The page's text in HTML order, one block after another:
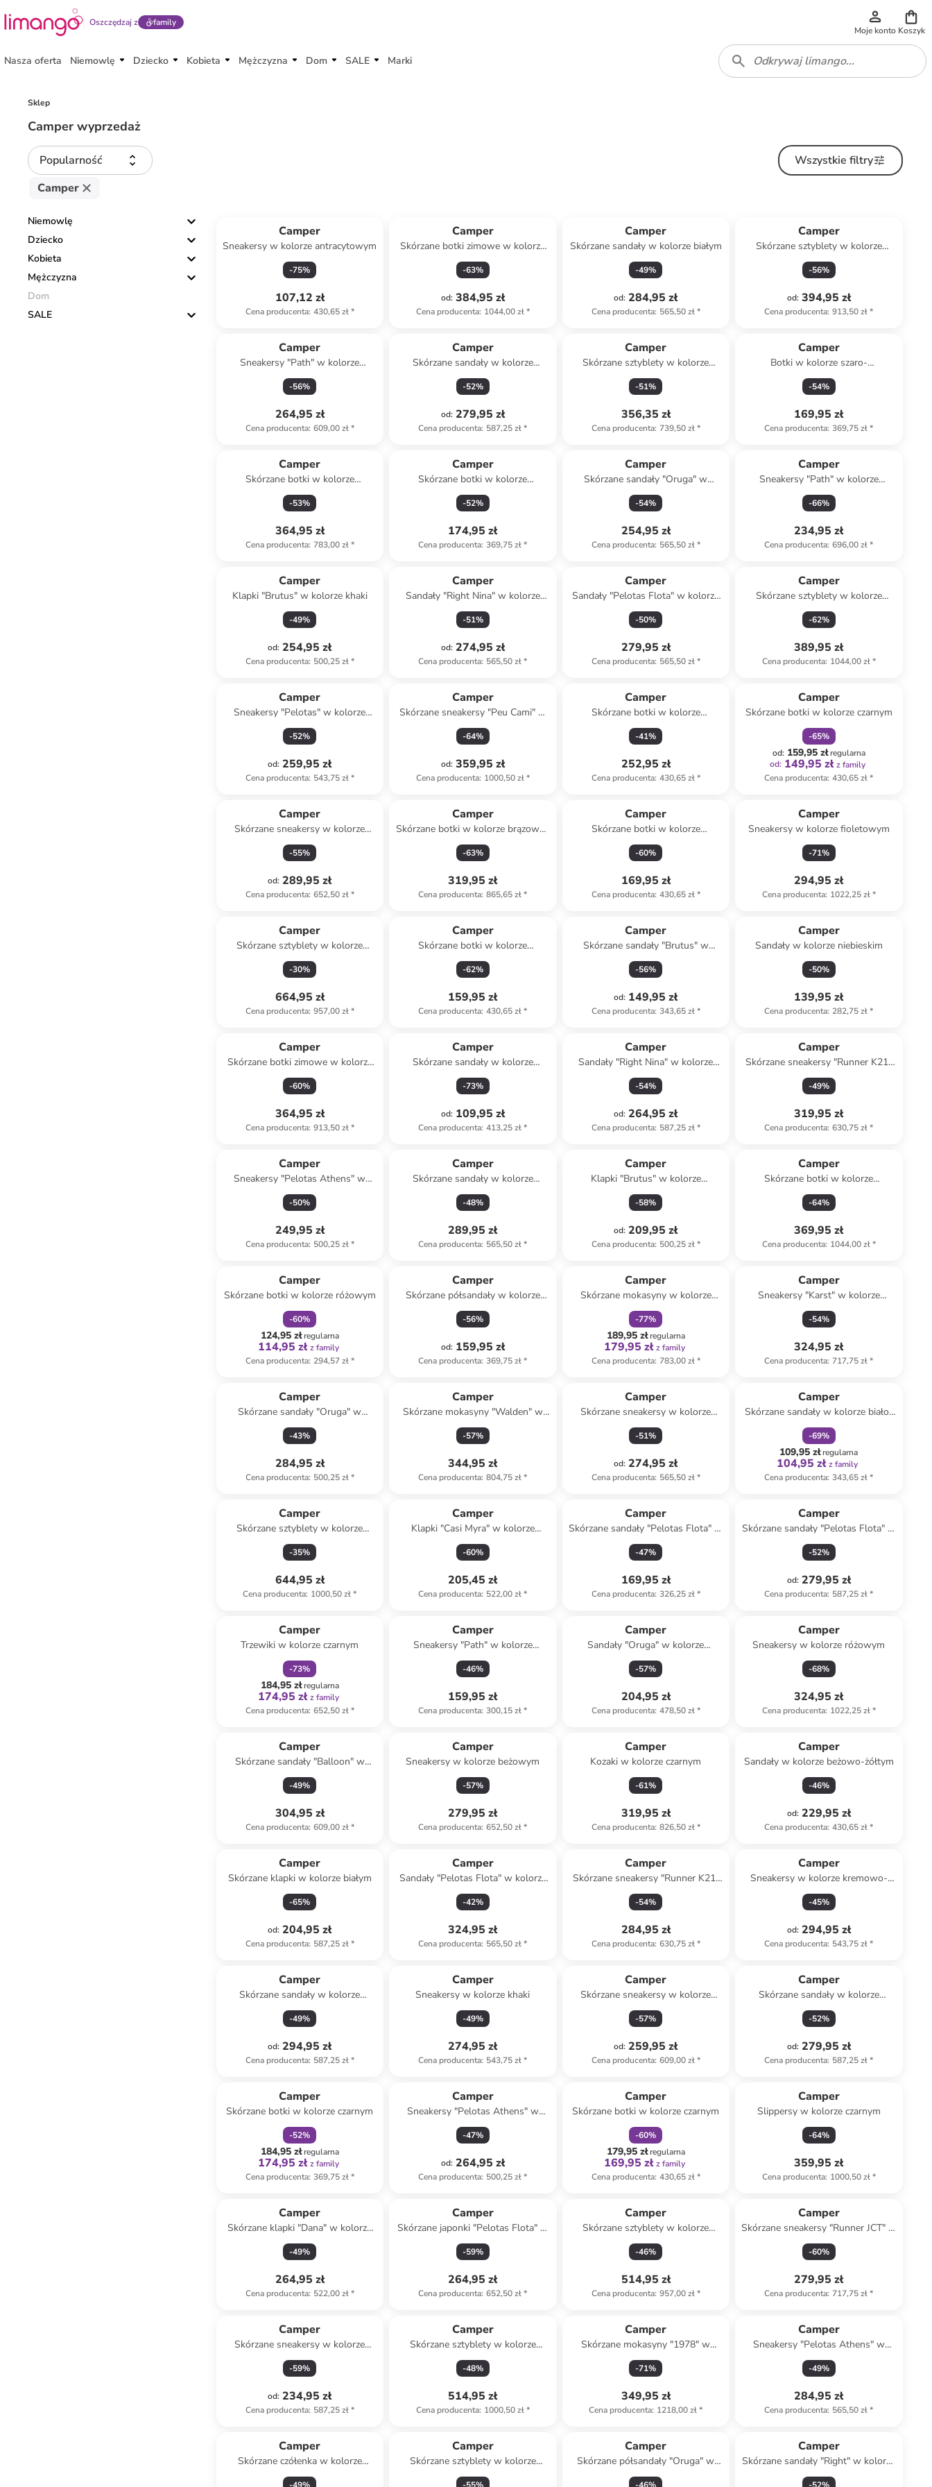
Oszczędzaj z family
Moje konto Koszyk
Nasza oferta Niemowlę Dziecko Kobieta Mężczyzna Dom SALE Marki
Sklep
Camper wyprzedaż
Popularność
Wszystkie filtry
Camper
Niemowlę
Dziecko
Kobieta
Mężczyzna
Dom
SALE
Camper
Sneakersy w kolorze antracytowym
-75%
107,12 zł
Cena producenta: 430,65 zł*
Camper
Skórzane botki zimowe w kolorze
szaro-czarnym
-63%
od: 384,95 zł
Cena producenta: 1044,00 zł*
Camper
Skórzane sandały w kolorze białym
-49%
od: 284,95 zł
Cena producenta: 565,50 zł*
Camper
Skórzane sztyblety w kolorze
czarnym
-56%
od: 394,95 zł
Cena producenta: 913,50 zł*
Camper
Sneakersy "Path" w kolorze
kremowym
-56%
264,95 zł
Cena producenta: 609,00 zł*
Camper
Skórzane sandały w kolorze
beżowo-czerwonym
-52%
od: 279,95 zł
Cena producenta: 587,25 zł*
Camper
Skórzane sztyblety w kolorze
czarnym
-51%
356,35 zł
Cena producenta: 739,50 zł*
Camper
Botki w kolorze szaro-
pomarańczowym
-54%
169,95 zł
Cena producenta: 369,75 zł*
Camper
Skórzane botki w kolorze
jasnobrązowym
-53%
364,95 zł
Cena producenta: 783,00 zł*
Camper
Skórzane botki w kolorze
jasnobrązowo-brązowym
-52%
174,95 zł
Cena producenta: 369,75 zł*
Camper
Skórzane sandały "Oruga" w
kolorze czarnym
-54%
254,95 zł
Cena producenta: 565,50 zł*
Camper
Sneakersy "Path" w kolorze
beżowym
-66%
234,95 zł
Cena producenta: 696,00 zł*
Camper
Klapki "Brutus" w kolorze khaki
-49%
od: 254,95 zł
Cena producenta: 500,25 zł*
Camper
Sandały "Right Nina" w kolorze
turkusowym
-51%
od: 274,95 zł
Cena producenta: 565,50 zł*
Camper
Sandały "Pelotas Flota" w kolorze
czarnym
-50%
279,95 zł
Cena producenta: 565,50 zł*
Camper
Skórzane sztyblety w kolorze
zielonym
-62%
389,95 zł
Cena producenta: 1044,00 zł*
Camper
Sneakersy "Pelotas" w kolorze
beżowym
-52%
od: 259,95 zł
Cena producenta: 543,75 zł*
Camper
Skórzane sneakersy "Peu Cami" w
kolorze białym
-64%
od: 359,95 zł
Cena producenta: 1000,50 zł*
Camper
Skórzane botki w kolorze
jasnobrązowym
-41%
252,95 zł
Cena producenta: 430,65 zł*
Camper
Skórzane botki w kolorze czarnym
-65%
od: 159,95 złregularna
od: 149,95 zł z family
Cena producenta: 430,65 zł*
Camper
Skórzane sneakersy w kolorze
jasnobrązowym
-55%
od: 289,95 zł
Cena producenta: 652,50 zł*
Camper
Skórzane botki w kolorze brązowo-
pomarańczowym
-63%
319,95 zł
Cena producenta: 865,65 zł*
Camper
Skórzane botki w kolorze
brązowym
-60%
169,95 zł
Cena producenta: 430,65 zł*
Camper
Sneakersy w kolorze fioletowym
-71%
294,95 zł
Cena producenta: 1022,25 zł*
Camper
Skórzane sztyblety w kolorze
czarno-jasnobrązowym
-30%
664,95 zł
Cena producenta: 957,00 zł*
Camper
Skórzane botki w kolorze
fioletowym
-62%
159,95 zł
Cena producenta: 430,65 zł*
Camper
Skórzane sandały "Brutus" w
kolorze błękitnym
-56%
od: 149,95 zł
Cena producenta: 343,65 zł*
Camper
Sandały w kolorze niebieskim
-50%
139,95 zł
Cena producenta: 282,75 zł*
Camper
Skórzane botki zimowe w kolorze
brązowym
-60%
364,95 zł
Cena producenta: 913,50 zł*
Camper
Skórzane sandały w kolorze
jasnobrązowym
-73%
od: 109,95 zł
Cena producenta: 413,25 zł*
Camper
Sandały "Right Nina" w kolorze
kremowym
-54%
od: 264,95 zł
Cena producenta: 587,25 zł*
Camper
Skórzane sneakersy "Runner K21"
w kolorze czarnym
-49%
319,95 zł
Cena producenta: 630,75 zł*
Camper
Sneakersy "Pelotas Athens" w
kolorze zielonym
-50%
249,95 zł
Cena producenta: 500,25 zł*
Camper
Skórzane sandały w kolorze
czarnym na obcasie
-48%
289,95 zł
Cena producenta: 565,50 zł*
Camper
Klapki "Brutus" w kolorze
czerwonym
-58%
od: 209,95 zł
Cena producenta: 500,25 zł*
Camper
Skórzane botki w kolorze
jasnobrązowym
-64%
369,95 zł
Cena producenta: 1044,00 zł*
Camper
Skórzane botki w kolorze różowym
-60%
124,95 złregularna
114,95 zł z family
Cena producenta: 294,57 zł*
Camper
Skórzane półsandały w kolorze
srebrnym
-56%
od: 159,95 zł
Cena producenta: 369,75 zł*
Camper
Skórzane mokasyny w kolorze
czerwonym
-77%
189,95 złregularna
179,95 zł z family
Cena producenta: 783,00 zł*
Camper
Sneakersy "Karst" w kolorze
srebrnym
-54%
324,95 zł
Cena producenta: 717,75 zł*
Camper
Skórzane sandały "Oruga" w
kolorze czarnym
-43%
284,95 zł
Cena producenta: 500,25 zł*
Camper
Skórzane mokasyny "Walden" w
kolorze beżowo-czerwono-czarnym
-57%
344,95 zł
Cena producenta: 804,75 zł*
Camper
Skórzane sneakersy w kolorze
beżowym
-51%
od: 274,95 zł
Cena producenta: 565,50 zł*
Camper
Skórzane sandały w kolorze biało-
żółtym
-69%
109,95 złregularna
104,95 zł z family
Cena producenta: 343,65 zł*
Camper
Skórzane sztyblety w kolorze
czarnym
-35%
644,95 zł
Cena producenta: 1000,50 zł*
Camper
Klapki "Casi Myra" w kolorze
zielono-błękitnym
-60%
205,45 zł
Cena producenta: 522,00 zł*
Camper
Skórzane sandały "Pelotas Flota" w
kolorze czarnym
-47%
169,95 zł
Cena producenta: 326,25 zł*
Camper
Skórzane sandały "Pelotas Flota" w
kolorze kremowym na obcasie
-52%
od: 279,95 zł
Cena producenta: 587,25 zł*
Camper
Trzewiki w kolorze czarnym
-73%
184,95 złregularna
174,95 zł z family
Cena producenta: 652,50 zł*
Camper
Sneakersy "Path" w kolorze
kremowo-oliwkowym
-46%
159,95 zł
Cena producenta: 300,15 zł*
Camper
Sandały "Oruga" w kolorze
niebieskim
-57%
204,95 zł
Cena producenta: 478,50 zł*
Camper
Sneakersy w kolorze różowym
-68%
324,95 zł
Cena producenta: 1022,25 zł*
Camper
Skórzane sandały "Balloon" w
kolorze granatowym na obcasie
-49%
304,95 zł
Cena producenta: 609,00 zł*
Camper
Sneakersy w kolorze beżowym
-57%
279,95 zł
Cena producenta: 652,50 zł*
Camper
Kozaki w kolorze czarnym
-61%
319,95 zł
Cena producenta: 826,50 zł*
Camper
Sandały w kolorze beżowo-żółtym
-46%
od: 229,95 zł
Cena producenta: 430,65 zł*
Camper
Skórzane klapki w kolorze białym
-65%
od: 204,95 zł
Cena producenta: 587,25 zł*
Camper
Sandały "Pelotas Flota" w kolorze
czarnym na obcasie
-42%
324,95 zł
Cena producenta: 565,50 zł*
Camper
Skórzane sneakersy "Runner K21"
w kolorze jasnobrązowym
-54%
284,95 zł
Cena producenta: 630,75 zł*
Camper
Sneakersy w kolorze kremowo-
jasnobrązowym
-45%
od: 294,95 zł
Cena producenta: 543,75 zł*
Camper
Skórzane sandały w kolorze
jasnobrązowym na obcasie
-49%
od: 294,95 zł
Cena producenta: 587,25 zł*
Camper
Sneakersy w kolorze khaki
-49%
274,95 zł
Cena producenta: 543,75 zł*
Camper
Skórzane sneakersy w kolorze
granatowym
-57%
od: 259,95 zł
Cena producenta: 609,00 zł*
Camper
Skórzane sandały w kolorze
jasnoróżowo-czerwono-czarnym
-52%
od: 279,95 zł
Cena producenta: 587,25 zł*
Camper
Skórzane botki w kolorze czarnym
-52%
184,95 złregularna
174,95 zł z family
Cena producenta: 369,75 zł*
Camper
Sneakersy "Pelotas Athens" w
kolorze beżowym
-47%
od: 264,95 zł
Cena producenta: 500,25 zł*
Camper
Skórzane botki w kolorze czarnym
-60%
179,95 złregularna
169,95 zł z family
Cena producenta: 430,65 zł*
Camper
Slippersy w kolorze czarnym
-64%
359,95 zł
Cena producenta: 1000,50 zł*
Camper
Skórzane klapki "Dana" w kolorze
turkusowym
-49%
264,95 zł
Cena producenta: 522,00 zł*
Camper
Skórzane japonki "Pelotas Flota" w
kolorze czarnym
-59%
264,95 zł
Cena producenta: 652,50 zł*
Camper
Skórzane sztyblety w kolorze
jasnobrązowym
-46%
514,95 zł
Cena producenta: 957,00 zł*
Camper
Skórzane sneakersy "Runner JCT" w
kolorze brązowym
-60%
279,95 zł
Cena producenta: 717,75 zł*
Camper
Skórzane sneakersy w kolorze
jasnobrązowo-beżowym
-59%
od: 234,95 zł
Cena producenta: 587,25 zł*
Camper
Skórzane sztyblety w kolorze
brązowym
-48%
514,95 zł
Cena producenta: 1000,50 zł*
Camper
Skórzane mokasyny "1978" w
kolorze kremowym
-71%
349,95 zł
Cena producenta: 1218,00 zł*
Camper
Sneakersy "Pelotas Athens" w
kolorze jasnoróżowym
-49%
284,95 zł
Cena producenta: 565,50 zł*
Camper
Skórzane czółenka w kolorze
granatowym z paskiem
Camper
Skórzane sztyblety w kolorze
brązowym
Camper
Skórzane półsandały "Oruga" w
kolorze beżowym
Camper
Skórzane sandały "Right" w kolorze
czerwonym